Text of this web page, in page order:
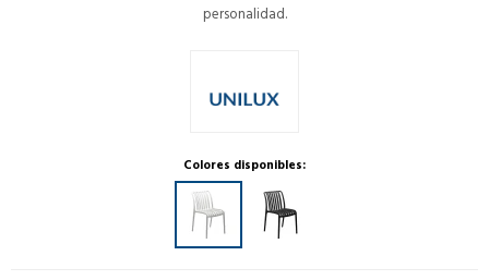
personalidad.
Colores disponibles: